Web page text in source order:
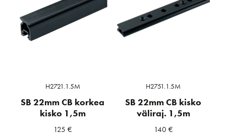
H2721.1.5M
SB 22mm CB korkea
kisko 1,5m
125 €
H2751.1.5M
SB 22mm CB kisko
väliraj. 1,5m
140 €